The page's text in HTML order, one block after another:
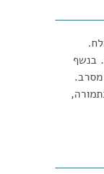
בנשף
מסרב.